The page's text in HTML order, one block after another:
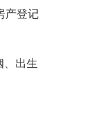
产登记
、出生